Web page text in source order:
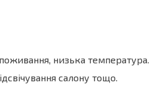
низька температура.
салону тощо.